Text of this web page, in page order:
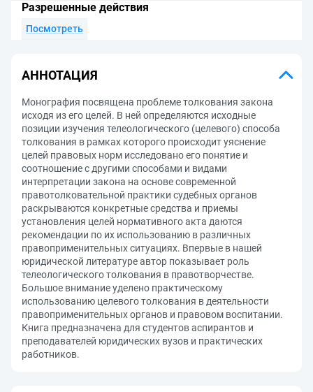
Разрешенные действия
Посмотреть
АННОТАЦИЯ
Монография посвящена проблеме толкования закона
исходя из его целей. В ней определяются исходные
позиции изучения телеологического (целевого) способа
толкования в рамках которого происходит уяснение
целей правовых норм исследовано его понятие и
соотношение с другими способами и видами
интерпретации закона на основе современной
правотолковательной практики судебных органов
раскрываются конкретные средства и приемы
установления целей нормативного акта даются
рекомендации по их использованию в различных
правоприменительных ситуациях. Впервые в нашей
юридической литературе автор показывает роль
телеологического толкования в правотворчестве.
Большое внимание уделено практическому
использованию целевого толкования в деятельности
правоприменительных органов и правовом воспитании.
Книга предназначена для студентов аспирантов и
преподавателей юридических вузов и практических
работников.